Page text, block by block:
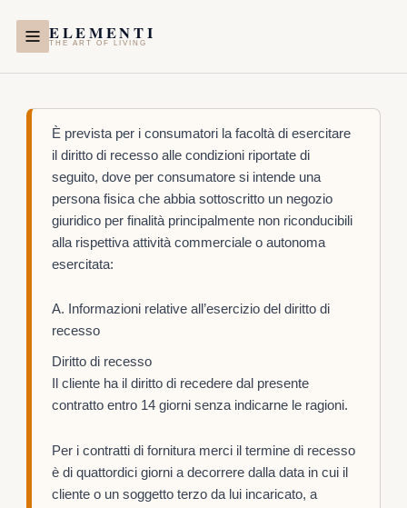
contenuto
ELEMENTI
THE ART OF LIVING
È prevista per i consumatori la facoltà di esercitare
il diritto di recesso alle condizioni riportate di
seguito, dove per consumatore si intende una
persona fisica che abbia sottoscritto un negozio
giuridico per finalità principalmente non riconducibili
alla rispettiva attività commerciale o autonoma
esercitata:
A. Informazioni relative all’esercizio del diritto di
recesso
Diritto di recesso
Il cliente ha il diritto di recedere dal presente
contratto entro 14 giorni senza indicarne le ragioni.
Per i contratti di fornitura merci il termine di recesso
è di quattordici giorni a decorrere dalla data in cui il
cliente o un soggetto terzo da lui incaricato, a